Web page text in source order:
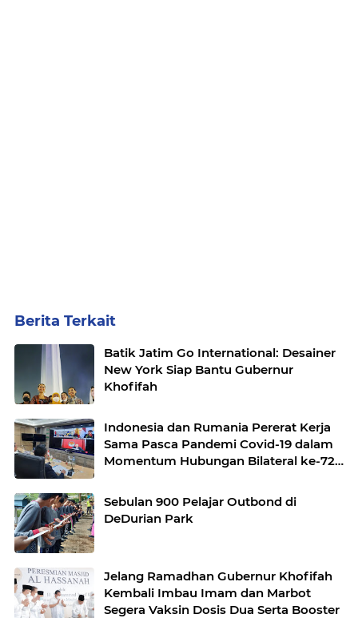
Berita Terkait
Batik Jatim Go International: Desainer
New York Siap Bantu Gubernur
Khofifah
Indonesia dan Rumania Pererat Kerja
Sama Pasca Pandemi Covid-19 dalam
Momentum Hubungan Bilateral ke-72
Sebulan 900 Pelajar Outbond di
DeDurian Park
Jelang Ramadhan Gubernur Khofifah
Kembali Imbau Imam dan Marbot
Segera Vaksin Dosis Dua Serta Booster